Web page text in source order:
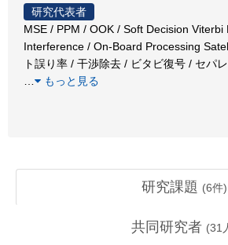
研究代表者
MSE / PPM / OOK / Soft Decision Viterbi
Interference / On-Board Processing
ト誤り率 / 干渉除去 / ビタビ復号 / セパ
もっと見る
研究課題 (6件)
共同研究者 (31